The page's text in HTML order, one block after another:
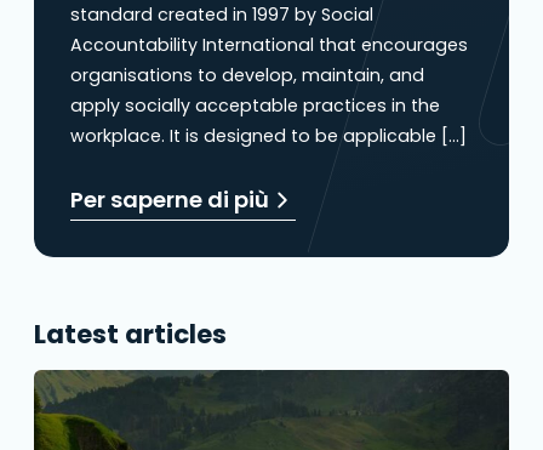
standard created in 1997 by Social
Accountability International that encourages
organisations to develop, maintain, and
apply socially acceptable practices in the
workplace. It is designed to be applicable […]
Per saperne di più
Latest articles